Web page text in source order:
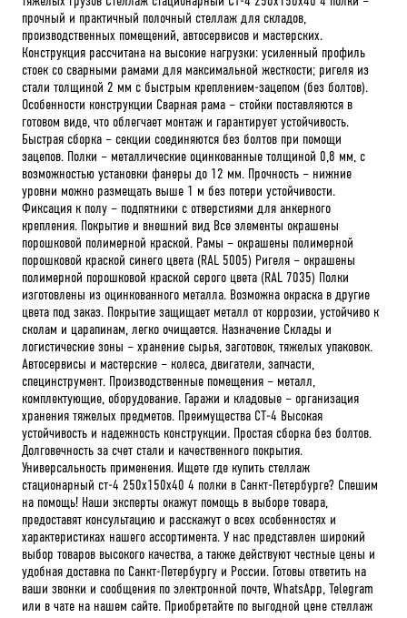
прочный и практичный полочный стеллаж для складов,
производственных помещений, автосервисов и мастерских.
Конструкция рассчитана на высокие нагрузки: усиленный профиль
стоек со сварными рамами для максимальной жесткости; ригеля из
стали толщиной 2 мм с быстрым креплением-зацепом (без болтов).
Особенности конструкции Сварная рама – стойки поставляются в
готовом виде, что облегчает монтаж и гарантирует устойчивость.
Быстрая сборка – секции соединяются без болтов при помощи
зацепов. Полки – металлические оцинкованные толщиной 0,8 мм, с
возможностью установки фанеры до 12 мм. Прочность – нижние
уровни можно размещать выше 1 м без потери устойчивости.
Фиксация к полу – подпятники с отверстиями для анкерного
крепления. Покрытие и внешний вид Все элементы окрашены
порошковой полимерной краской. Рамы – окрашены полимерной
порошковой краской синего цвета (RAL 5005) Ригеля – окрашены
полимерной порошковой краской серого цвета (RAL 7035) Полки
изготовлены из оцинкованного металла. Возможна окраска в другие
цвета под заказ. Покрытие защищает металл от коррозии, устойчиво к
сколам и царапинам, легко очищается. Назначение Склады и
логистические зоны – хранение сырья, заготовок, тяжелых упаковок.
Автосервисы и мастерские – колеса, двигатели, запчасти,
специнструмент. Производственные помещения – металл,
комплектующие, оборудование. Гаражи и кладовые – организация
хранения тяжелых предметов. Преимущества СТ-4 Высокая
устойчивость и надежность конструкции. Простая сборка без болтов.
Долговечность за счет стали и качественного покрытия.
Универсальность применения. Ищете где купить стеллаж
стационарный ст-4 250x150x40 4 полки в Санкт-Петербурге? Спешим
на помощь! Наши эксперты окажут помощь в выборе товара,
предоставят консультацию и расскажут о всех особенностях и
характеристиках нашего ассортимента. У нас представлен широкий
выбор товаров высокого качества, а также действуют честные цены и
удобная доставка по Санкт-Петербургу и России. Готовы ответить на
ваши звонки и сообщения по электронной почте, WhatsApp, Telegram
или в чате на нашем сайте. Приобретайте по выгодной цене стеллаж